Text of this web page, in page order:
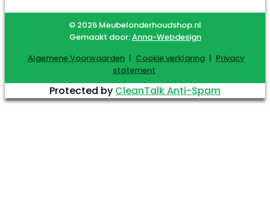
© 2026 Meubelonderhoudshop.nl
Gemaakt door:Anna-Webdesign
Algemene Voorwaarden | Cookie verklaring | Privacy
statement
Protected by CleanTalk Anti-Spam